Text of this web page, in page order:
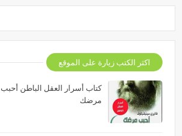
اكثر الكتب زيارة على الموقع
كتاب أسرار العقل الباطن أحبب
مرضك